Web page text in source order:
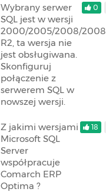
Wybrany serwer
SQL jest w wersji
2000/2005/2008/2008
R2, ta wersja nie
jest obsługiwana.
Skonfiguruj
połączenie z
serwerem SQL w
nowszej wersji.
0
Z jakimi wersjami
Microsoft SQL
Server
współpracuje
Comarch ERP
Optima ?
18